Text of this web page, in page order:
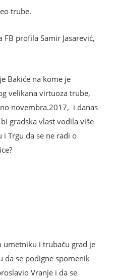
trube.
profila Samir Jasarević,
Bakiće na kome je
velikana virtuoza trube,
novembra.2017, i danas
gradska vlast vodila više
Trgu da se ne radi o
umetniku i trubaču grad je
da se podigne spomenik
Vranje i da se